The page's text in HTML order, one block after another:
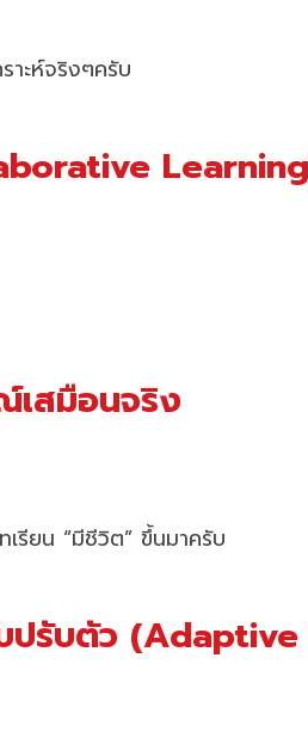
าะห์จริงๆครับ
เสมือนจริง
รียน “มีชีวิต” ขึ้นมาครับ
ปรับตัว